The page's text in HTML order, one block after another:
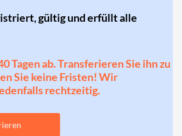
gültig und erfüllt alle
Tagen ab. Transferieren Sie ihn zu
Sie keine Fristen! Wir
rechtzeitig.